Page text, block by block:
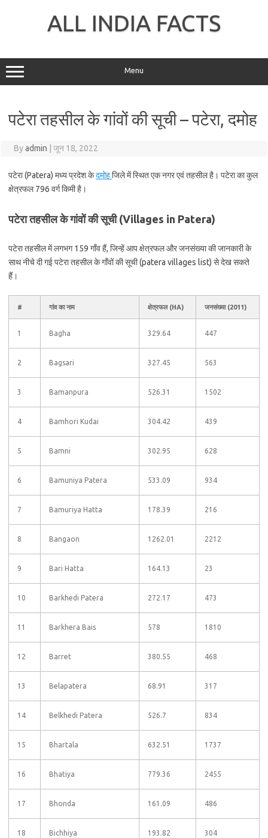
ALL INDIA FACTS
Menu
पटेरा तहसील के गांवों की सूची – पटेरा, दमोह
Byadmin जून 18, 2022
पटेरा (Patera) मध्य प्रदेश केदमोहजिले में स्थित एक नगर एवं तहसील है। पटेरा का कुल
क्षेत्रफल 796 वर्ग किमी है।
पटेरा तहसील के गांवों की सूची (Villages in Patera)
पटेरा तहसील में लगभग 159 गाँव हैं, जिन्हें आप क्षेत्रफल और जनसंख्या की जानकारी के
साथ नीचे दी गई पटेरा तहसील के गाँवों की सूची (patera villages list) से देख सकते
हैं।
# गांव का नाम क्षेत्रफल (HA) जनसंख्या (2011)
1 Bagha 329.64 447
2 Bagsari 327.45 563
3 Bamanpura 526.31 1502
4 Bamhori Kudai 304.42 439
5 Bamni 302.95 628
6 Bamuniya Patera 533.09 934
7 Bamuriya Hatta 178.39 216
8 Bangaon 1262.01 2212
9 Bari Hatta 164.13 23
10 Barkhedi Patera 272.17 473
11 Barkhera Bais 578 1810
12 Barret 380.55 468
13 Belapatera 68.91 317
14 Belkhedi Patera 526.7 834
15 Bhartala 632.51 1737
16 Bhatiya 779.36 2455
17 Bhonda 161.09 486
18 Bichhiya 193.82 304